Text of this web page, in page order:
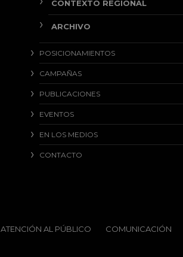
CONTEXTO REGIONAL
ARCHIVO
POSICIONAMIENTOS
CAMPAÑAS
PUBLICACIONES
EVENTOS
EN LOS MEDIOS
CONTACTO
ATENCIÓN AL PÚBLICO COMUNICACIÓN